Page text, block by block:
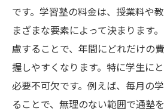
です。学習塾の料金は、授業料や
まざまな要素によって決まります
慮することで、年間にどれだけの
握しやすくなります。特に学生に
必要不可欠です。例えば、毎月の
ることで、無理のない範囲で通塾